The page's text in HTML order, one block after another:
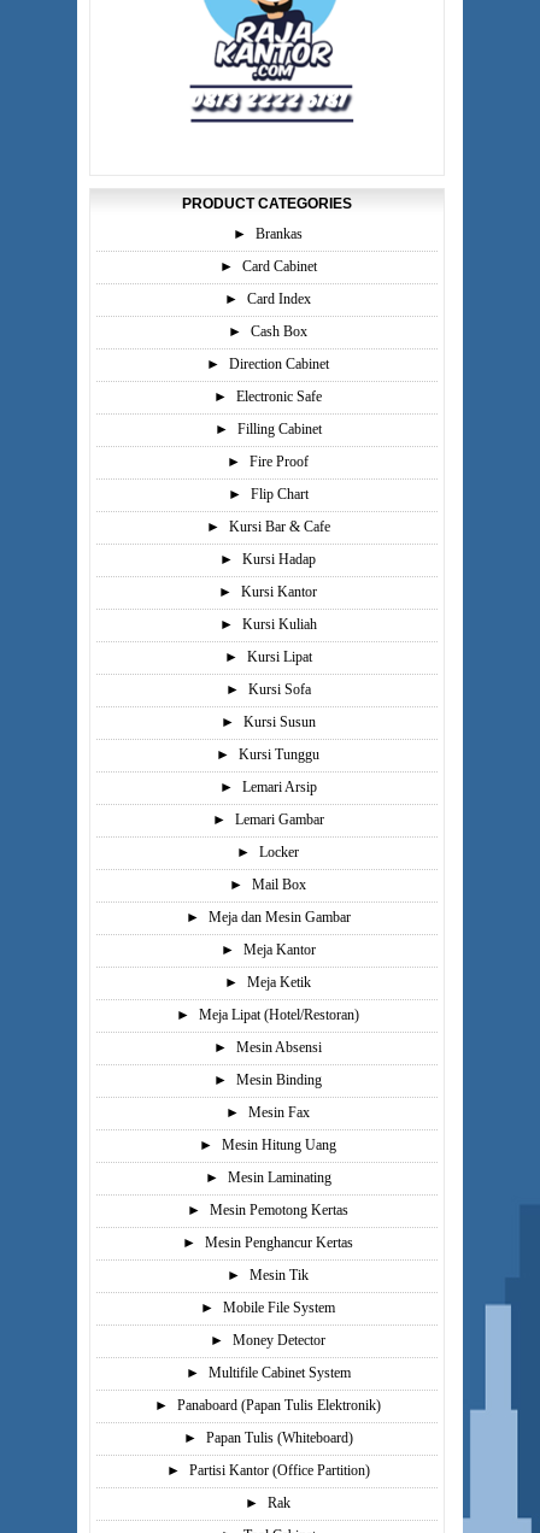
PRODUCT CATEGORIES
►
Brankas
►
Card Cabinet
►
Card Index
►
Cash Box
►
Direction Cabinet
►
Electronic Safe
►
Filling Cabinet
►
Fire Proof
►
Flip Chart
►
Kursi Bar & Cafe
►
Kursi Hadap
►
Kursi Kantor
►
Kursi Kuliah
►
Kursi Lipat
►
Kursi Sofa
►
Kursi Susun
►
Kursi Tunggu
►
Lemari Arsip
►
Lemari Gambar
►
Locker
►
Mail Box
►
Meja dan Mesin Gambar
►
Meja Kantor
►
Meja Ketik
►
Meja Lipat (Hotel/Restoran)
►
Mesin Absensi
►
Mesin Binding
►
Mesin Fax
►
Mesin Hitung Uang
►
Mesin Laminating
►
Mesin Pemotong Kertas
►
Mesin Penghancur Kertas
►
Mesin Tik
►
Mobile File System
►
Money Detector
►
Multifile Cabinet System
►
Panaboard (Papan Tulis Elektronik)
►
Papan Tulis (Whiteboard)
►
Partisi Kantor (Office Partition)
►
Rak